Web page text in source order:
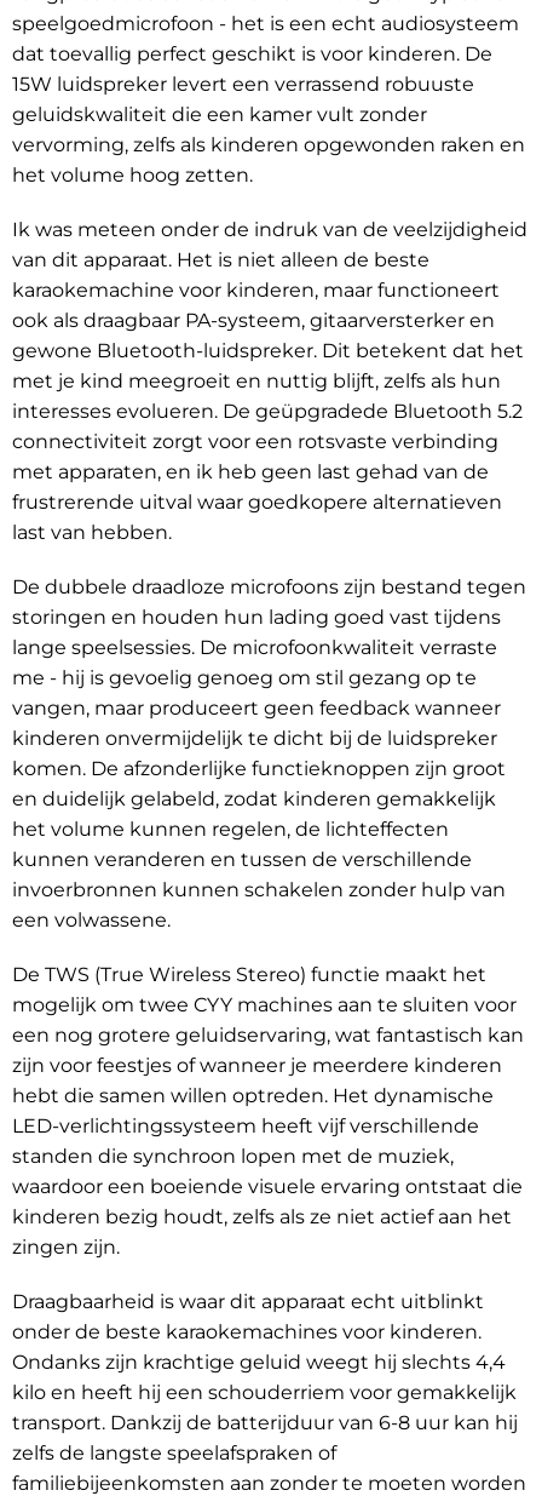
speelgoedmicrofoon - het is een echt audiosysteem
dat toevallig perfect geschikt is voor kinderen. De
15W luidspreker levert een verrassend robuuste
geluidskwaliteit die een kamer vult zonder
vervorming, zelfs als kinderen opgewonden raken en
het volume hoog zetten.
Ik was meteen onder de indruk van de veelzijdigheid
van dit apparaat. Het is niet alleen de beste
karaokemachine voor kinderen, maar functioneert
ook als draagbaar PA-systeem, gitaarversterker en
gewone Bluetooth-luidspreker. Dit betekent dat het
met je kind meegroeit en nuttig blijft, zelfs als hun
interesses evolueren. De geüpgradede Bluetooth 5.2
connectiviteit zorgt voor een rotsvaste verbinding
met apparaten, en ik heb geen last gehad van de
frustrerende uitval waar goedkopere alternatieven
last van hebben.
De dubbele draadloze microfoons zijn bestand tegen
storingen en houden hun lading goed vast tijdens
lange speelsessies. De microfoonkwaliteit verraste
me - hij is gevoelig genoeg om stil gezang op te
vangen, maar produceert geen feedback wanneer
kinderen onvermijdelijk te dicht bij de luidspreker
komen. De afzonderlijke functieknoppen zijn groot
en duidelijk gelabeld, zodat kinderen gemakkelijk
het volume kunnen regelen, de lichteffecten
kunnen veranderen en tussen de verschillende
invoerbronnen kunnen schakelen zonder hulp van
een volwassene.
De TWS (True Wireless Stereo) functie maakt het
mogelijk om twee CYY machines aan te sluiten voor
een nog grotere geluidservaring, wat fantastisch kan
zijn voor feestjes of wanneer je meerdere kinderen
hebt die samen willen optreden. Het dynamische
LED-verlichtingssysteem heeft vijf verschillende
standen die synchroon lopen met de muziek,
waardoor een boeiende visuele ervaring ontstaat die
kinderen bezig houdt, zelfs als ze niet actief aan het
zingen zijn.
Draagbaarheid is waar dit apparaat echt uitblinkt
onder de beste karaokemachines voor kinderen.
Ondanks zijn krachtige geluid weegt hij slechts 4,4
kilo en heeft hij een schouderriem voor gemakkelijk
transport. Dankzij de batterijduur van 6-8 uur kan hij
zelfs de langste speelafspraken of
familiebijeenkomsten aan zonder te moeten worden